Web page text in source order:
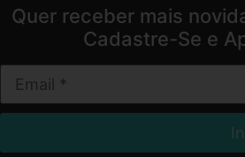
Quer receber mais
Cadastre-Se e